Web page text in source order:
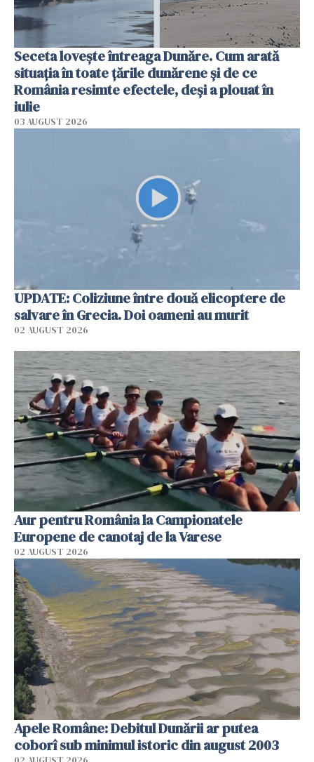
Seceta lovește întreaga Dunăre. Cum arată
situația în toate țările dunărene și de ce
România resimte efectele, deși a plouat în
iulie
03 AUGUST 2026
UPDATE: Coliziune între două elicoptere de
salvare în Grecia. Doi oameni au murit
02 AUGUST 2026
Aur pentru România la Campionatele
Europene de canotaj de la Varese
02 AUGUST 2026
Apele Române: Debitul Dunării ar putea
coborî sub minimul istoric din august 2003